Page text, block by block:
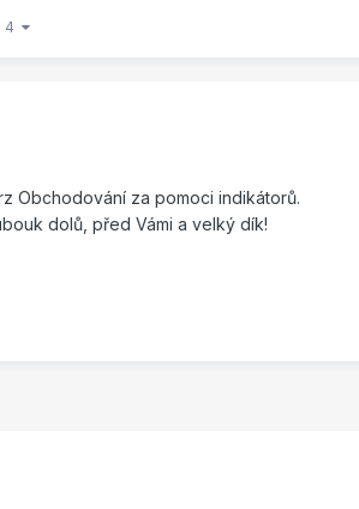
4
Obchodování za pomoci indikátorů.
dolů, před Vámi a velký dík!